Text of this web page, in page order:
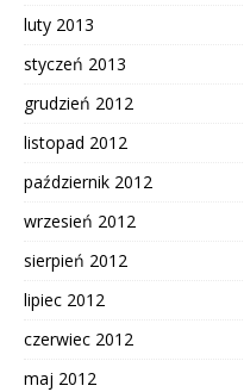
luty 2013
styczeń 2013
grudzień 2012
listopad 2012
październik 2012
wrzesień 2012
sierpień 2012
lipiec 2012
czerwiec 2012
maj 2012